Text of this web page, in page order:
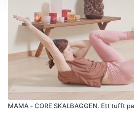
MAMA - CORE SKALBAGGEN. Ett tufft